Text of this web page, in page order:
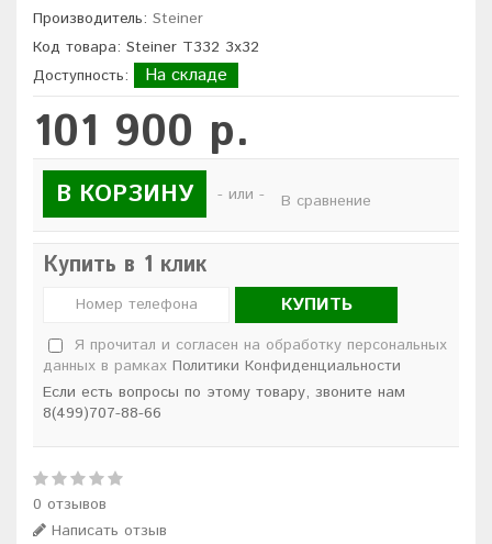
Производитель: Steiner
Код товара: Steiner T332 3x32
Доступность:
На складе
101 900 р.
В КОРЗИНУ - или - В сравнение
Купить в 1 клик
КУПИТЬ
Я прочитал и согласен на обработку персональных
данных в рамках Политики Конфиденциальности
Если есть вопросы по этому товару, звоните нам
8(499)707-88-66
0 отзывов
Написать отзыв